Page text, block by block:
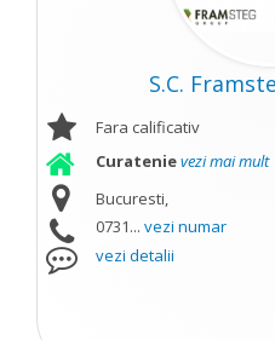
S.C.
Fara calificativ
Curatenievezi mai mult
Bucuresti,
0731... vezi numar
vezi detalii